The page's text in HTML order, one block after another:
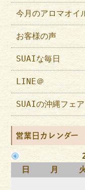
今月のアロマオイ
お客様の声
SUAIな毎日
LINE＠
SUAIの沖縄フェア
営業日カレンダー
日
月